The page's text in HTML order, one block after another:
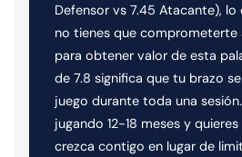
Defensor vs 7.45 Atacante), lo
no tienes que comprometerte
para obtener valor de esta
de 7.8 significa que tu brazo
juego durante toda una
jugando 12-18 meses y
crezca contigo en lugar de